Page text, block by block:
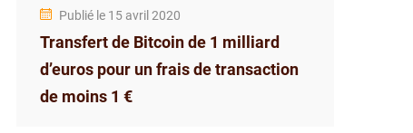
Publié le 15 avril 2020
Transfert de Bitcoin de 1 milliard
d’euros pour un frais de transaction
de moins 1 €